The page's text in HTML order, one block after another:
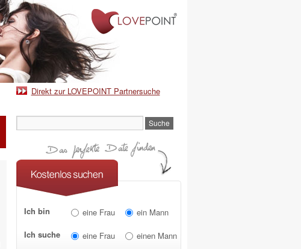
Direkt zur LOVEPOINT Partnersuche
Ich bin eine Frau
ein Mann
Ich suche
eine Frau einen Mann